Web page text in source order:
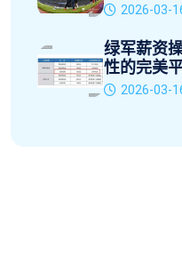
2026-03-
绿军薪资
性的完美
2026-03-